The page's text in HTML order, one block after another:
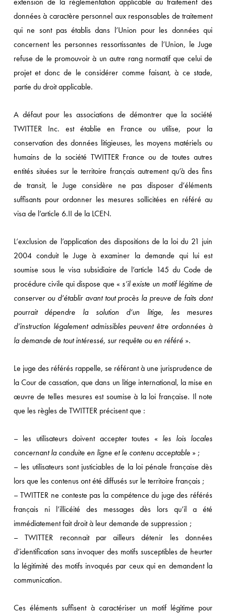
données à caractère personnel aux responsables de traitement
qui ne sont pas établis dans l’Union pour les données qui
concernent les personnes ressortissantes de l’Union, le Juge
refuse de le promouvoir à un autre rang normatif que celui de
projet et donc de le considérer comme faisant, à ce stade,
partie du droit applicable.
A défaut pour les associations de démontrer que la société
TWITTER Inc. est établie en France ou utilise, pour la
conservation des données litigieuses, les moyens matériels ou
humains de la société TWITTER France ou de toutes autres
entités situées sur le territoire français autrement qu’à des fins
de transit, le Juge considère ne pas disposer d’éléments
suffisants pour ordonner les mesures sollicitées en référé au
visa de l’article 6.II de la LCEN.
L’exclusion de l’application des dispositions de la loi du 21 juin
2004 conduit le Juge à examiner la demande qui lui est
soumise sous le visa subsidiaire de l’article 145 du Code de
procédure civile qui dispose que « s’il existe un motif légitime de
conserver ou d’établir avant tout procès la preuve de faits dont
pourrait dépendre la solution d’un litige, les mesures
d’instruction légalement admissibles peuvent être ordonnées à
la demande de tout intéressé, sur requête ou en référé».
Le juge des référés rappelle, se référant à une jurisprudence de
la Cour de cassation, que dans un litige international, la mise en
œuvre de telles mesures est soumise à la loi française. Il note
que les règles de TWITTER précisent que :
– les utilisateurs doivent accepter toutes « les lois locales
concernant la conduite en ligne et le contenu acceptable» ;
– les utilisateurs sont justiciables de la loi pénale française dès
lors que les contenus ont été diffusés sur le territoire français ;
– TWITTER ne conteste pas la compétence du juge des référés
français ni l’illicéité des messages dès lors qu’il a été
immédiatement fait droit à leur demande de suppression ;
– TWITTER reconnait par ailleurs détenir les données
d’identification sans invoquer des motifs susceptibles de heurter
la légitimité des motifs invoqués par ceux qui en demandent la
communication.
Ces éléments suffisent à caractériser un motif légitime pour